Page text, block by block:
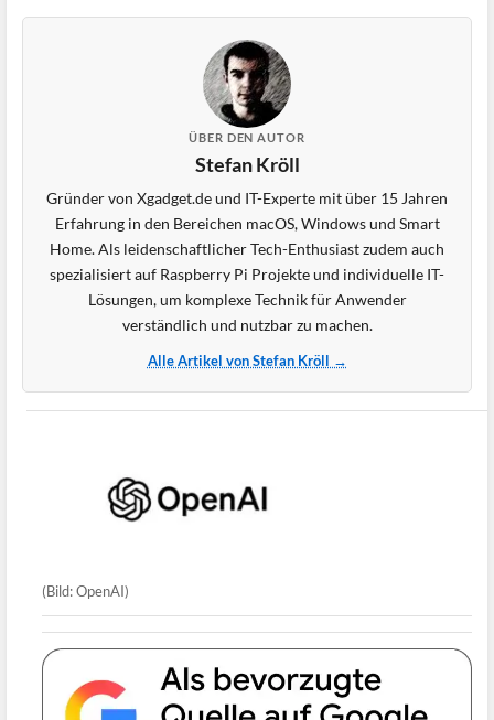
ÜBER DEN AUTOR
Stefan Kröll
Gründer von Xgadget.de und IT-Experte mit über 15 Jahren
Erfahrung in den Bereichen macOS, Windows und Smart
Home. Als leidenschaftlicher Tech-Enthusiast zudem auch
spezialisiert auf Raspberry Pi Projekte und individuelle IT-
Lösungen, um komplexe Technik für Anwender
verständlich und nutzbar zu machen.
Alle Artikel von Stefan Kröll →
(Bild: OpenAI)